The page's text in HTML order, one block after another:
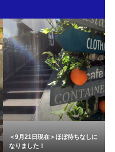
＜9月21日現在＞ほぼ待ちなしに
なりました！